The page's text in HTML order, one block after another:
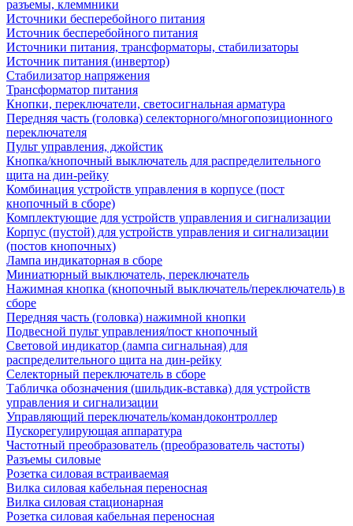
разъемы, клеммники
Источники бесперебойного питания
Источник бесперебойного питания
Источники питания, трансформаторы, стабилизаторы
Источник питания (инвертор)
Стабилизатор напряжения
Трансформатор питания
Кнопки, переключатели, светосигнальная арматура
Передняя часть (головка) селекторного/многопозиционного
переключателя
Пульт управления, джойстик
Кнопка/кнопочный выключатель для распределительного
щита на дин-рейку
Комбинация устройств управления в корпусе (пост
кнопочный в сборе)
Комплектующие для устройств управления и сигнализации
Корпус (пустой) для устройств управления и сигнализации
(постов кнопочных)
Лампа индикаторная в сборе
Миниатюрный выключатель, переключатель
Нажимная кнопка (кнопочный выключатель/переключатель) в
сборе
Передняя часть (головка) нажимной кнопки
Подвесной пульт управления/пост кнопочный
Световой индикатор (лампа сигнальная) для
распределительного щита на дин-рейку
Селекторный переключатель в сборе
Табличка обозначения (шильдик-вставка) для устройств
управления и сигнализации
Управляющий переключатель/командоконтроллер
Пускорегулирующая аппаратура
Частотный преобразователь (преобразователь частоты)
Разъемы силовые
Розетка силовая встраиваемая
Вилка силовая кабельная переносная
Вилка силовая стационарная
Розетка силовая кабельная переносная